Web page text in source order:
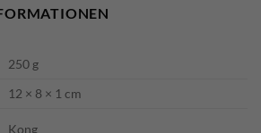
250 g
12 × 8 × 1 cm
Kong